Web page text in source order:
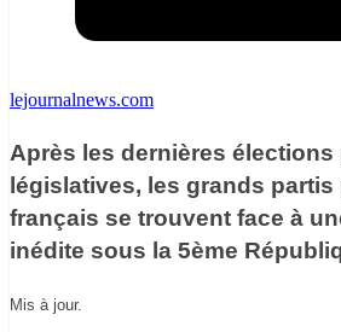
lejournalnews.com
Après les dernières
législatives, les grands
français se trouvent face à
inédite sous la 5ème
Mis à jour.